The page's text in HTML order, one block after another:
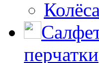
перчатки